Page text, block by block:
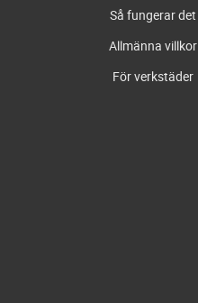
Så fungerar det
Allmänna villkor
För verkstäder